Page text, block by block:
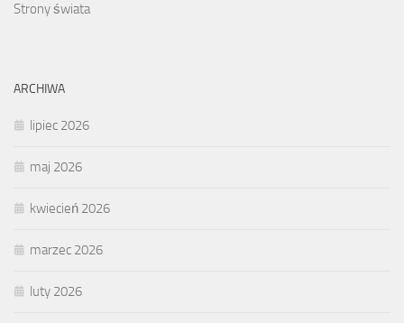
Strony świata
ARCHIWA
lipiec 2026
maj 2026
kwiecień 2026
marzec 2026
luty 2026